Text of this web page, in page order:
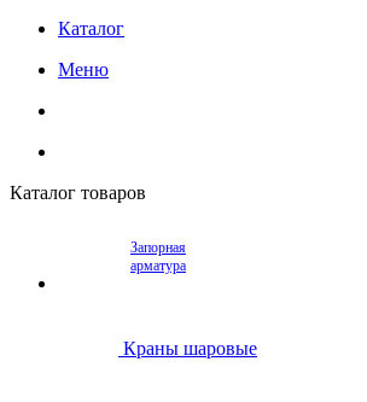
Каталог
Меню
Каталог товаров
Запорная
арматура
Краны шаровые